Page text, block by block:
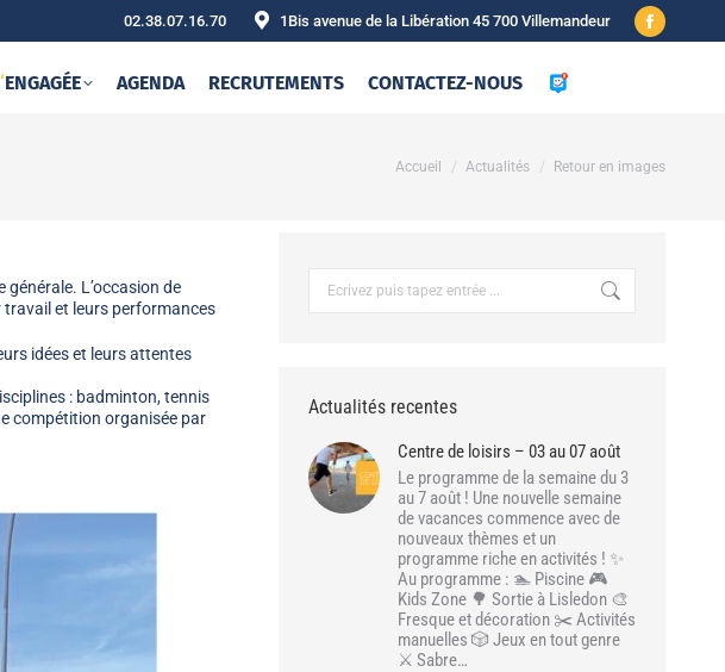
02.38.07.16.70 1Bis avenue de la Libération 45 700 Villemandeur
Facebook
new
‘ENGAGÉE AGENDA RECRUTEMENTS CONTACTEZ-NOUS
Vous êtes ici :
Accueil Actualités Retour en images
L’occasion de
travail et leurs performances
idées et leurs attentes
: badminton, tennis
compétition organisée par
Actualités recentes
Centre de loisirs – 03 au 07 août
Le programme de la semaine du 3
au 7 août ! Une nouvelle semaine
de vacances commence avec de
nouveaux thèmes et un
programme riche en activités ! ✨
Au programme : 🏊 Piscine 🎮
Kids Zone 🌳 Sortie à Lisledon 🎨
Fresque et décoration ✂️ Activités
manuelles 🎲 Jeux en tout genre
⚔️ Sabre…